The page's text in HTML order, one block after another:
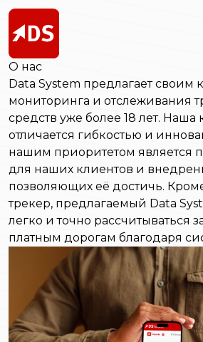
О нас
Data System предлагает своим
мониторинга и отслеживания
средств уже более 18 лет. Наша
отличается гибкостью и
нашим приоритетом является
для наших клиентов и
позволяющих её достичь.
трекер, предлагаемый Data
легко и точно рассчитываться
платным дорогам благодаря